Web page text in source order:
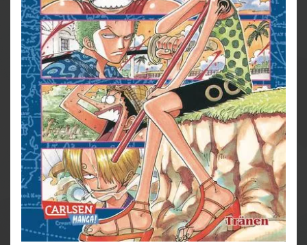
- bisher 13 Anime-Kinofilme
- DVD/BD bei Kazé
- Live-Action-Netflixserie geplant
- diverse Videospiele
- ab 10 Jahren